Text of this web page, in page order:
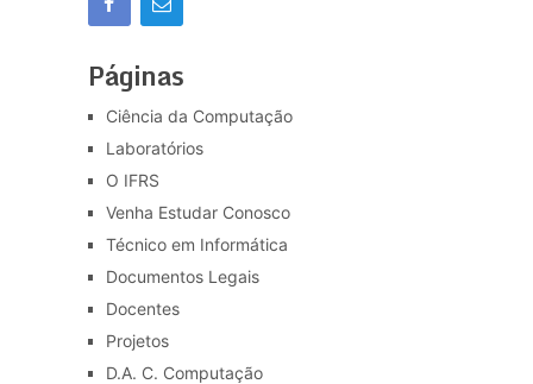
Páginas
Ciência da Computação
Laboratórios
O IFRS
Venha Estudar Conosco
Técnico em Informática
Documentos Legais
Docentes
Projetos
D.A. C. Computação